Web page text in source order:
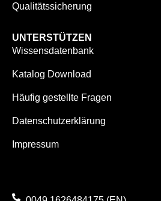
Qualitätssicherung
UNTERSTÜTZEN
Wissensdatenbank
Katalog Download
Häufig gestellte Fragen
Datenschutzerklärung
Impressum